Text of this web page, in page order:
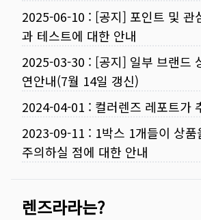
2025-06-10 : [공지] 포인트 및 관
과 테스트에 대한 안내
2025-03-30 : [공지] 일부 브랜드
연안내(7월 14일 갱신)
2024-04-01 : 컬러렌즈 레포트가
2023-09-11 : 1박스 1개들이 상
주의하실 점에 대한 안내
렌즈라라는?